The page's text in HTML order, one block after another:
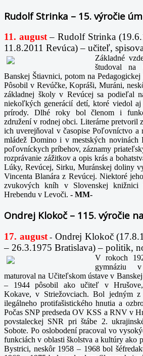
Rudolf Strinka – 15. výročie
11. august – Rudolf Strinka
11.8.2011 Revúca) – učiteľ,
Základné
študoval na
Banskej Štiavnici, potom na
Pôsobil v Revúčke, Kopráši, Muráni,
základnej školy v Revúcej sa podieľal
niekoľkých generácií detí, ktoré viedol
prírody. Dlhé roky bol členom i
združení v rodnej obci. Literárne pretvoril
ich uverejňoval v časopise Poľovníctvo a
mládež Domino i v mestských novinách
poľovníckych príbehov, záznamy
rozprávanie zážitkov a opis krás a
Lúky, Revúcej, Sirku, Muránskej doliny
Vincenta Blanára z Revúcej. Niektoré
zvukových kníh v Slovenskej knižnici
Hrebendu v Levoči. - MM-
Ondrej Klokoč – 115. výročie
17. august- Ondrej Klokoč
– 26.3.1975 Bratislava) – politik,
V rokoch
gymnáziu
maturoval na Učiteľskom ústave v
– 1944 pôsobil ako učiteľ v Hrušove,
Kokave, v Striežovciach. Bol jedným z
ilegálneho protifašistického hnutia a
Počas SNP predseda OV KSS a RNV v
povstaleckej SNR pri štábe 2.
Sobote. Po oslobodení pracoval vo
funkciách v oblasti školstva a kultúry ako
Bystrici, neskôr 1958 – 1968 bol